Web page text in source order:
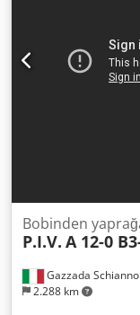
Gazzada Schianno
2.288 km
Bobinden
P.I.V. A 12-0